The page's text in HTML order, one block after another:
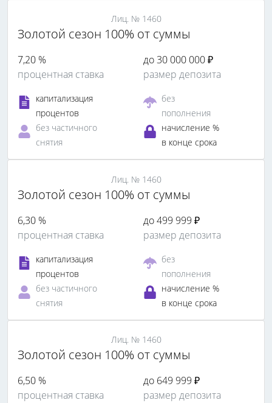
Лиц. № 1460
Золотой сезон 100% от суммы
7,20 %
процентная ставка
до 30 000 000 ₽
размер депозита
капитализация
процентов
без
пополнения
без частичного
снятия
начисление %
в конце срока
Лиц. № 1460
Золотой сезон 100% от суммы
6,30 %
процентная ставка
до 499 999 ₽
размер депозита
капитализация
процентов
без
пополнения
без частичного
снятия
начисление %
в конце срока
Лиц. № 1460
Золотой сезон 100% от суммы
6,50 %
процентная ставка
до 649 999 ₽
размер депозита